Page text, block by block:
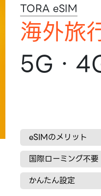
TORA eSIM
海外旅
5G・
eSIMのメリット
国際ローミング不要
かんたん設定